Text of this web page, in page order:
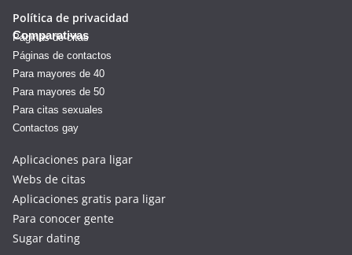
Política de privacidad
Comparativas
Páginas de citas
Páginas de contactos
Para mayores de 40
Para mayores de 50
Para citas sexuales
Contactos gay
Aplicaciones para ligar
Webs de citas
Aplicaciones gratis para ligar
Para conocer gente
Sugar dating